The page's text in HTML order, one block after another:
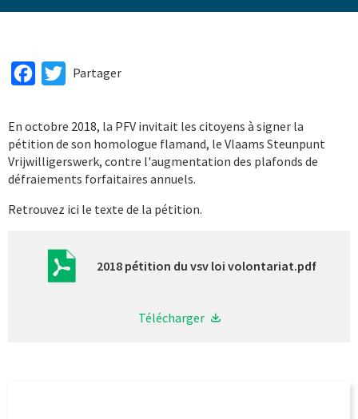
FacebookTwitter
Partager
En octobre 2018, la PFV invitait les citoyens à signer la
pétition de son homologue flamand, le Vlaams Steunpunt
Vrijwilligerswerk, contre l'augmentation des plafonds de
défraiements forfaitaires annuels.
Retrouvez ici le texte de la pétition.
2018 pétition du vsv loi volontariat.pdf
Télécharger